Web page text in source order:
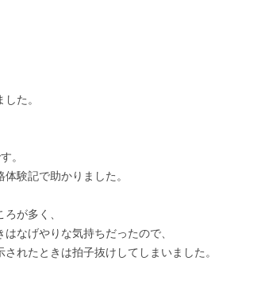
た。
。
験記で助かりました。
が多く、
なげやりな気持ちだったので、
れたときは拍子抜けしてしまいました。